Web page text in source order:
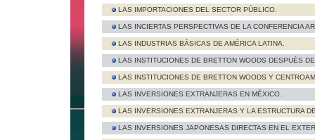
LAS IMPORTACIONES DEL SECTOR PÚBLICO.
LAS INCIERTAS PERSPECTIVAS DE LA CONFERENCIA
LAS INDUSTRIAS BÁSICAS DE AMÉRICA LATINA.
LAS INSTITUCIONES DE BRETTON WOODS DESPUÉS
LAS INSTITUCIONES DE BRETTON WOODS Y
LAS INVERSIONES EXTRANJERAS EN MÉXICO.
LAS INVERSIONES EXTRANJERAS Y LA ESTRUCTURA
LAS INVERSIONES JAPONESAS DIRECTAS EN EL